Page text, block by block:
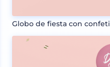
Globo de fiesta con confeti